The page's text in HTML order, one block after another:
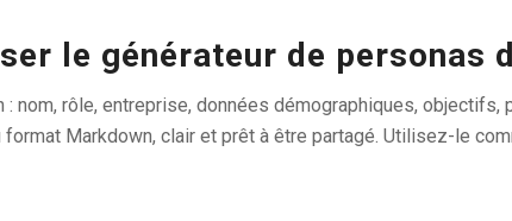
le générateur de personas
nom, rôle, entreprise, données démographiques,
format Markdown, clair et prêt à être partagé. Utilisez-le